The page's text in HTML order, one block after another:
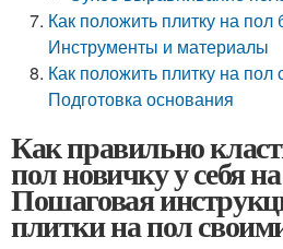
Как положить плитку на пол
Инструменты и материалы
Как положить плитку на пол
Подготовка основания
Как правильно
пол новичку у себя
Пошаговая
плитки на пол